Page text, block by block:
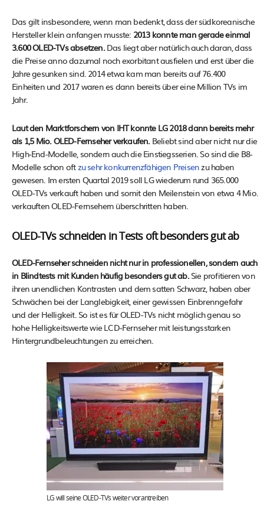
Das gilt insbesondere, wenn man bedenkt, dass der südkoreanische
Hersteller klein anfangen musste: 2013 konnte man gerade einmal
3.600 OLED-TVs absetzen.Das liegt aber natürlich auch daran, dass
die Preise anno dazumal noch exorbitant ausfielen und erst über die
Jahre gesunken sind. 2014 etwa kam man bereits auf 76.400
Einheiten und 2017 waren es dann bereits über eine Million TVs im
Jahr.
Laut den Marktforschern von IHT konnte LG 2018 dann bereits mehr
als 1,5 Mio. OLED-Fernseher verkaufen.Beliebt sind aber nicht nur die
High-End-Modelle, sondern auch die Einstiegsserien. So sind die B8-
Modelle schon oftzu sehr konkurrenzfähigen Preisenzu haben
gewesen. Im ersten Quartal 2019 soll LG wiederum rund 365.000
OLED-TVs verkauft haben und somit den Meilenstein von etwa 4 Mio.
verkauften OLED-Fernsehern überschritten haben.
OLED-TVs schneiden in Tests oft besonders gut ab
OLED-Fernseher schneiden nicht nur in professionellen, sondern auch
in Blindtests mit Kunden häufig besonders gut ab.Sie profitieren von
ihren unendlichen Kontrasten und dem satten Schwarz, haben aber
Schwächen bei der Langlebigkeit, einer gewissen Einbrenngefahr
und der Helligkeit. So ist es für OLED-TVs nicht möglich genau so
hohe Helligkeitswerte wie LCD-Fernseher mit leistungsstarken
Hintergrundbeleuchtungen zu erreichen.
LG will seine OLED-TVs weiter vorantreiben